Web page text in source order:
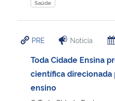
Saúde
PRE Notícia
Toda Cidade Ensina
científica direcionada
ensino